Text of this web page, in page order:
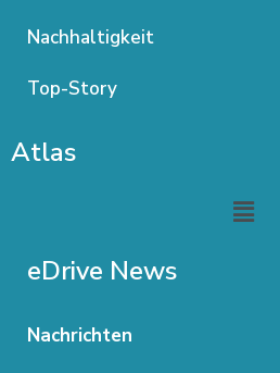
Nachhaltigkeit
Top-Story
Atlas
Menu
eDrive News
Nachrichten